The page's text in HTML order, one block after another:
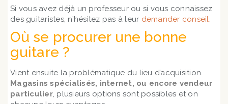
Si vous avez déjà un professeur ou si vous connaissez
des guitaristes, n’hésitez pas à leur demander conseil.
Où se procurer une bonne
guitare ?
Vient ensuite la problématique du lieu d’acquisition.
Magasins spécialisés, internet, ou encore vendeur
particulier, plusieurs options sont possibles et on